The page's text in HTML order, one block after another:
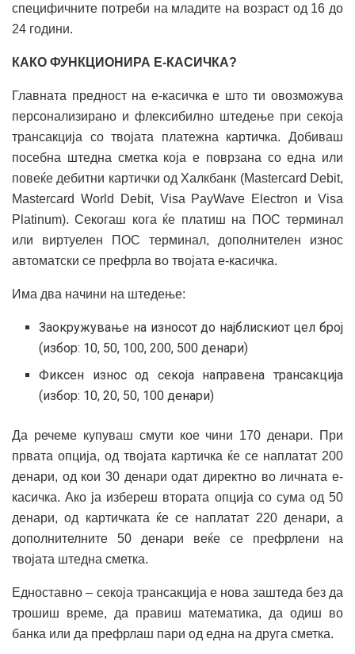
специфичните потреби на младите на возраст од 16 до
24 години.
КАКО ФУНКЦИОНИРА Е-КАСИЧКА?
Главната предност на е-касичка е што ти овозможува
персонализирано и флексибилно штедење при секоја
трансакција со твојата платежна картичка. Добиваш
посебна штедна сметка која е поврзана со една или
повеќе дебитни картички од Халкбанк (Mastercard Debit,
Mastercard World Debit, Visa PayWave Electron и Visa
Platinum). Секогаш кога ќе платиш на ПОС терминал
или виртуелен ПОС терминал, дополнителен износ
автоматски се префрла во твојата е-касичка.
Има два начини на штедење:
Заокружување на износот до најблискиот цел број
(избор: 10, 50, 100, 200, 500 денари)
Фиксен износ од секоја направена трансакција
(избор: 10, 20, 50, 100 денари)
Да речеме купуваш смути кое чини 170 денари. При
првата опција, од твојата картичка ќе се наплатат 200
денари, од кои 30 денари одат директно во личната е-
касичка. Ако ја избереш втората опција со сума од 50
денари, од картичката ќе се наплатат 220 денари, а
дополнителните 50 денари веќе се префрлени на
твојата штедна сметка.
Едноставно – секоја трансакција е нова заштеда без да
трошиш време, да правиш математика, да одиш во
банка или да префрлаш пари од една на друга сметка.